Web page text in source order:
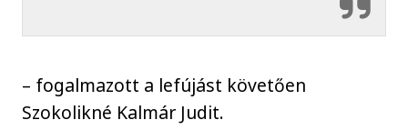
– fogalmazott a lefújást követően
Szokolikné Kalmár Judit.